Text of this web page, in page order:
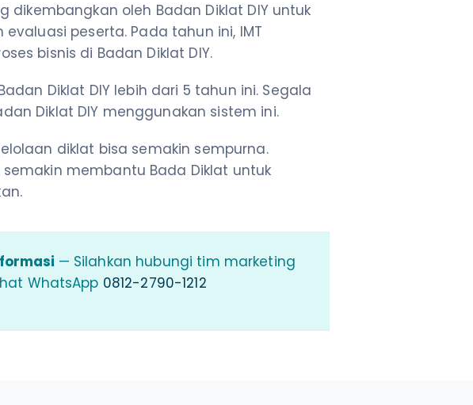
dikembangkan oleh Badan Diklat DIY untuk
peserta. Pada tahun ini, IMT
bisnis di Badan Diklat DIY.
Diklat DIY lebih dari 5 tahun ini. Segala
Diklat DIY menggunakan sistem ini.
diklat bisa semakin sempurna.
membantu Bada Diklat untuk
— Silahkan hubungi tim marketing
WhatsApp 0812-2790-1212